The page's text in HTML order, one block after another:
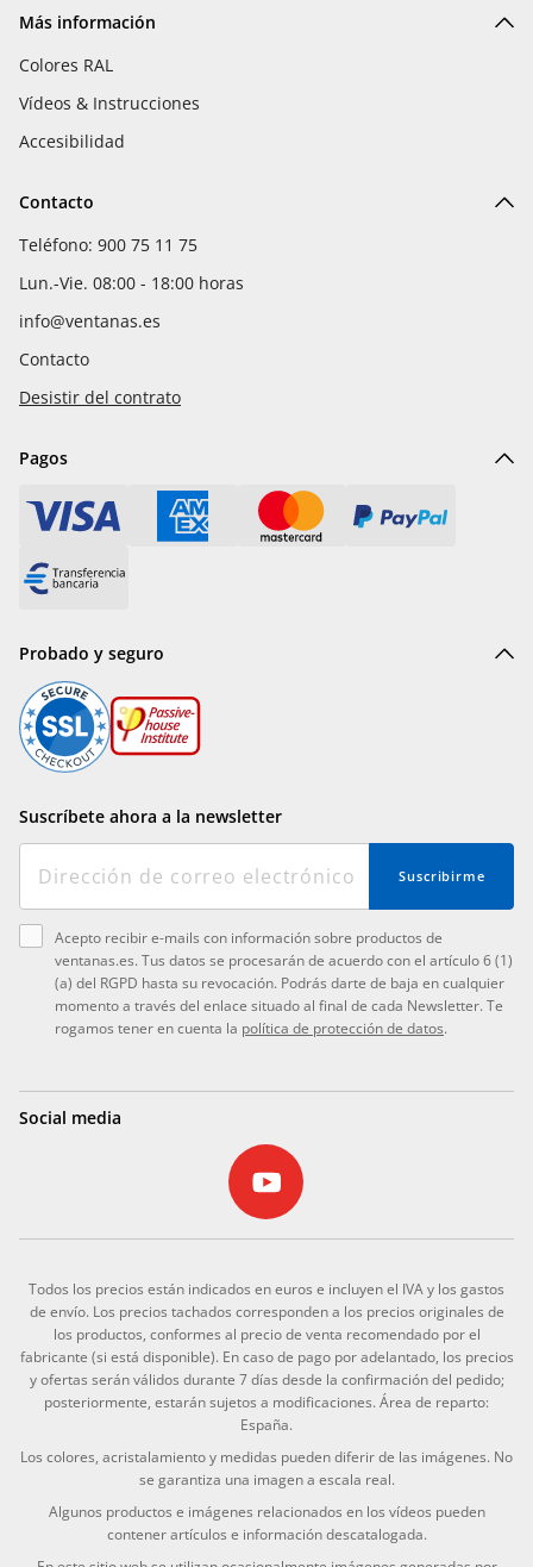
Más información
Colores RAL
Vídeos & Instrucciones
Accesibilidad
Contacto
Teléfono: 900 75 11 75
Lun.-Vie. 08:00 - 18:00 horas
info@ventanas.es
Contacto
Desistir del contrato
Pagos
Probado y seguro
Suscríbete ahora a la newsletter
Suscribirme
Acepto recibir e-mails con información sobre productos de
ventanas.es. Tus datos se procesarán de acuerdo con el artículo 6 (1)
(a) del RGPD hasta su revocación. Podrás darte de baja en cualquier
momento a través del enlace situado al final de cada Newsletter. Te
rogamos tener en cuenta la política de protección de datos.
Social media
Todos los precios están indicados en euros e incluyen el IVA y los gastos
de envío. Los precios tachados corresponden a los precios originales de
los productos, conformes al precio de venta recomendado por el
fabricante (si está disponible). En caso de pago por adelantado, los precios
y ofertas serán válidos durante 7 días desde la confirmación del pedido;
posteriormente, estarán sujetos a modificaciones. Área de reparto:
España.
Los colores, acristalamiento y medidas pueden diferir de las imágenes. No
se garantiza una imagen a escala real.
Algunos productos e imágenes relacionados en los vídeos pueden
contener artículos e información descatalogada.